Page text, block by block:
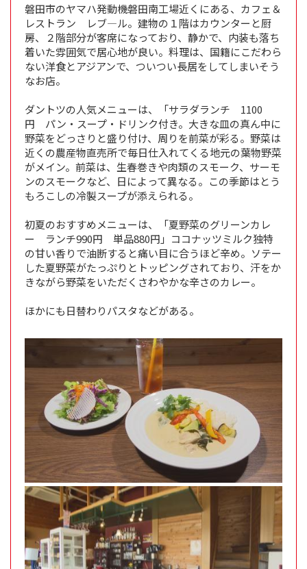
磐田市のヤマハ発動機磐田南工場近くにある、カフェ＆
レストラン レブ―ル。建物の１階はカウンターと厨
房、２階部分が客席になっており、静かで、内装も落ち
着いた雰囲気で居心地が良い。料理は、国籍にこだわら
ない洋食とアジアンで、ついつい長居をしてしまいそう
なお店。
ダントツの人気メニューは、「サラダランチ 1100
円 パン・スープ・ドリンク付き。大きな皿の真ん中に
野菜をどっさりと盛り付け、周りを前菜が彩る。野菜は
近くの農産物直売所で毎日仕入れてくる地元の葉物野菜
がメイン。前菜は、生春巻きや肉類のスモーク、サーモ
ンのスモークなど、日によって異なる。この季節はとう
もろこしの冷製スープが添えられる。
初夏のおすすめメニューは、「夏野菜のグリーンカレ
ー ランチ990円 単品880円」ココナッツミルク独特
の甘い香りで油断すると痛い目に合うほど辛め。ソテー
した夏野菜がたっぷりとトッピングされており、汗をか
きながら野菜をいただくさわやかな辛さのカレー。
ほかにも日替わりパスタなどがある。